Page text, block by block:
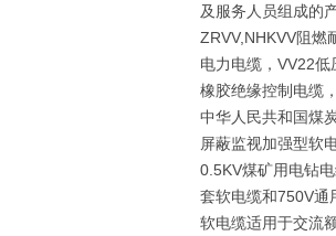
及服务人员组成的
ZRVV,NHKVV阻燃
电力电缆，VV22
橡胶绝缘控制电缆
中华人民共和国煤
屏蔽监视加强型软
0.5KV煤矿用电钻
套软电缆和750V通
软电缆适用于交流